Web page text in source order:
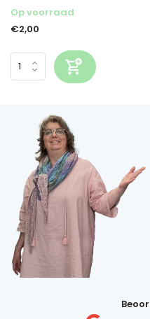
Op voorraad
€2,00